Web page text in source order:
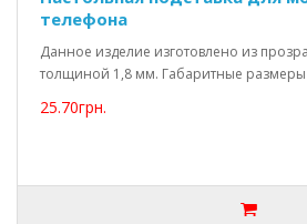
телефона
Данное изделие изготовлено из
толщиной 1,8 мм. Габаритные
25.70грн.